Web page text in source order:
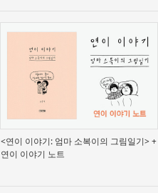
<연이 이야기: 엄마 소복이의 그림일기> +
연이 이야기 노트